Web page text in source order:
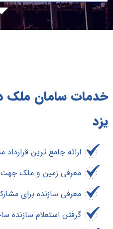
خدمات سامان ملک
یزد
ارائه جامع ترین
معرفی زمین و ملک جهت
معرفی سازنده برای
گرفتن استعلام سازنده